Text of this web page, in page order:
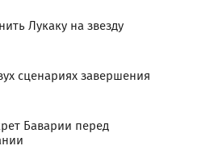
Лукаку на звезду
сценариях завершения
Баварии перед